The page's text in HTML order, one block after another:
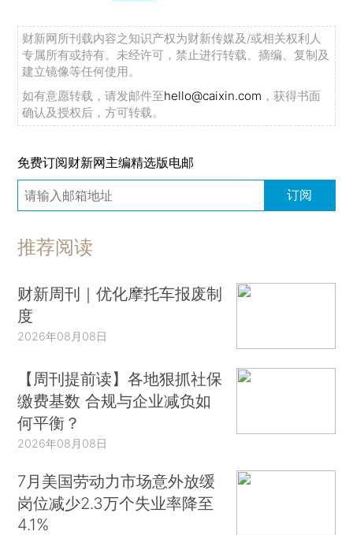
财新网所刊载内容之知识产权为财新传媒及/或相关权利人
专属所有或持有。未经许可，禁止进行转载、摘编、复制及
建立镜像等任何使用。
如有意愿转载，请发邮件至hello@caixin.com ，获得书面
确认及授权后，方可转载。
免费订阅财新网主编精选版电邮
订阅
推荐阅读
财新周刊｜优化摩托车报废制
度
2026年08月08日
【周刊提前读】各地狠抓社保
缴费基数 合规与企业减负如
何平衡？
2026年08月08日
7月美国劳动力市场意外放缓
岗位减少2.3万个失业率降至
4.1%